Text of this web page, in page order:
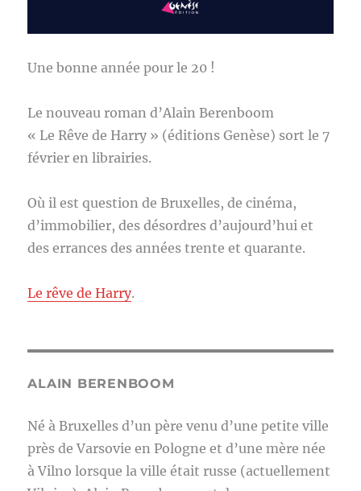
Une bonne année pour le 20 !
Le nouveau roman d’Alain Berenboom
« Le Rêve de Harry » (éditions Genèse) sort le 7
février en librairies.
Où il est question de Bruxelles, de cinéma,
d’immobilier, des désordres d’aujourd’hui et
des errances des années trente et quarante.
Le rêve de Harry.
ALAIN BERENBOOM
Né à Bruxelles d’un père venu d’une petite ville
près de Varsovie en Pologne et d’une mère née
à Vilno lorsque la ville était russe (actuellement